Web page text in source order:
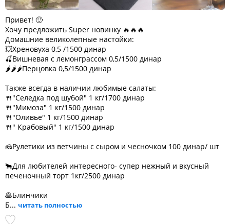
Привет! 🙂
Хочу предложить Super новинку 🔥🔥🔥
Домашние великолепные настойки:
💥Хреновуха 0,5 /1500 динар
🍒Вишневая с лемонграссом 0,5/1500 динар
🌶️🌶️🌶️Перцовка 0,5/1500 динар
Также всегда в наличии любимые салаты:
🍴"Селедка под шубой" 1 кг/1700 динар
🍴"Мимоза" 1 кг/1500 динар
🍴"Оливье" 1 кг/1500 динар
🍴" Крабовый" 1 кг/1500 динар
🧀Рулетики из ветчины с сыром и чесночком 100 динар/ шт
🐂Для любителей интересного- супер нежный и вкусный
печеночный торт 1кг/2500 динар
🥞Блинчики
Б... читать полностью